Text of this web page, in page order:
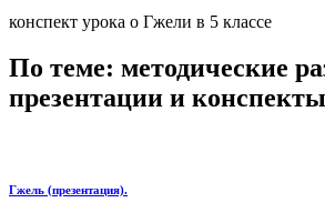
конспект урока о Гжели в 5 классе
По теме: методические
презентации и конспекты
Гжель (презентация).